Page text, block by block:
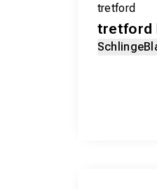
tretford
tretford
Schlinge